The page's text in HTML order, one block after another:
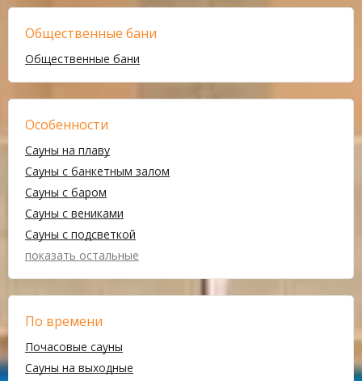
Общественные бани
Общественные бани
Особенности
Сауны на плаву
Сауны с банкетным залом
Сауны с баром
Сауны с вениками
Сауны с подсветкой
показать остальные
По времени
Почасовые сауны
Сауны на выходные